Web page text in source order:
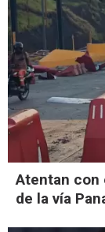
Atentan con
de la vía